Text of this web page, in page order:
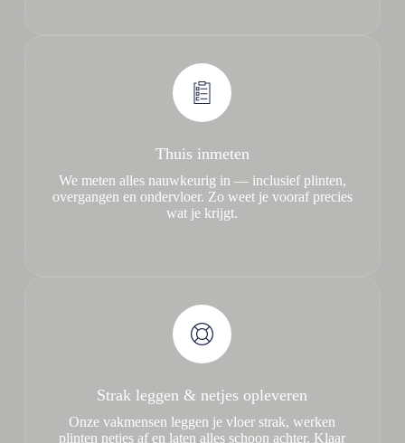
Thuis inmeten
We meten alles nauwkeurig in — inclusief plinten,
overgangen en ondervloer. Zo weet je vooraf precies
wat je krijgt.
Strak leggen & netjes opleveren
Onze vakmensen leggen je vloer strak, werken
plinten netjes af en laten alles schoon achter. Klaar